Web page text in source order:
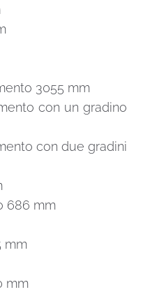
3055 mm
con un gradino
con due gradini
686 mm
mm
mm